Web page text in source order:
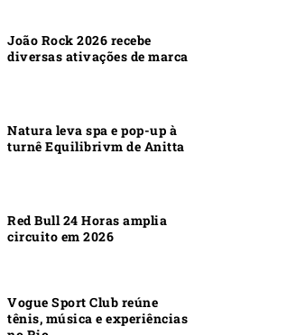
João Rock 2026 recebe
diversas ativações de marca
Natura leva spa e pop-up à
turnê Equilibrivm de Anitta
Red Bull 24 Horas amplia
circuito em 2026
Vogue Sport Club reúne
tênis, música e experiências